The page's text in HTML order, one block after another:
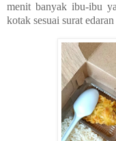
menit banyak ibu-ibu
kotak sesuai surat